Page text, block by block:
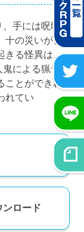
手には呪印を
十の災いが、
きる怪異は、
による猟奇殺
ことができれ
れてい
ンロード